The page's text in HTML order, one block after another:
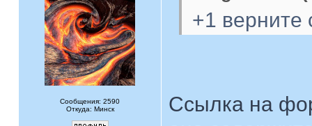
Сообщения: 2590
Откуда: Минск
+1 верните
Ссылка на